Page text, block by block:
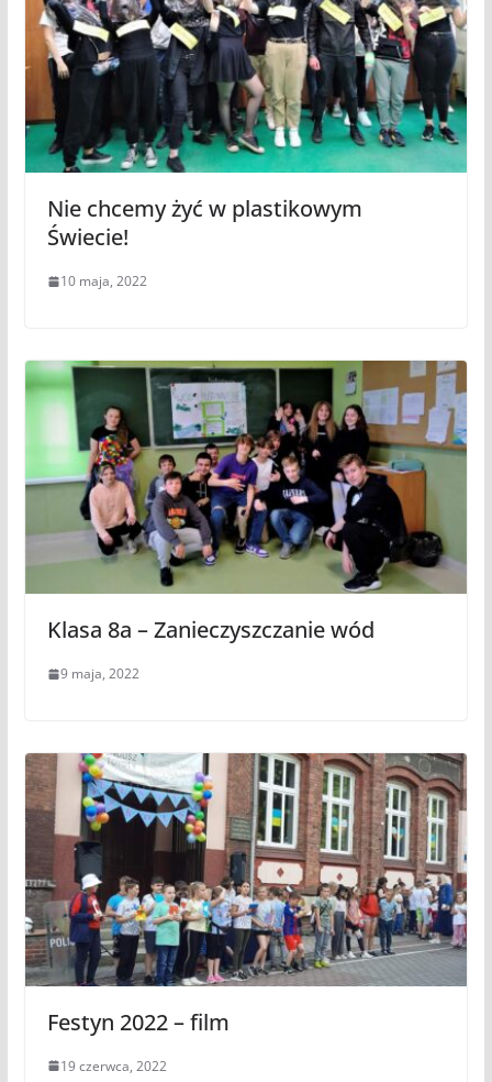
Nie chcemy żyć w plastikowym
Świecie!
10 maja, 2022
Klasa 8a – Zanieczyszczanie wód
9 maja, 2022
Festyn 2022 – film
19 czerwca, 2022